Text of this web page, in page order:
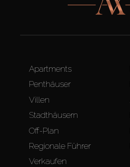
Apartments
Penthäuser
Villen
Stadthäusern
Off-Plan
Regionale Führer
Verkaufen